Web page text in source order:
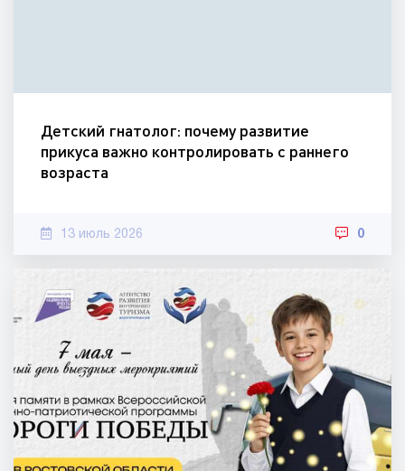
Детский гнатолог: почему развитие
прикуса важно контролировать с раннего
возраста
13 июль 2026 0